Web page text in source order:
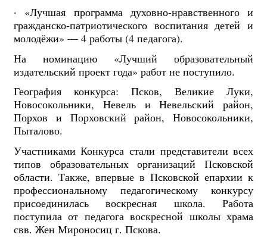
· «Лучшая программа духовно-нравственного и
гражданско-патриотического воспитания детей и
молодёжи» — 4 работы (4 педагога).
На номинацию «Лучший образовательный
издательский проект года» работ не поступило.
География конкурса: Псков, Великие Луки,
Новосокольники, Невель и Невельский район,
Порхов и Порховский район, Новосокольники,
Пыталово.
Участниками Конкурса стали представители всех
типов образовательных организаций Псковской
области. Также, впервые в Псковской епархии к
профессиональному педагогическому конкурсу
присоединилась воскресная школа. Работа
поступила от педагога воскресной школы храма
свв. Жен Мироносиц г. Пскова.